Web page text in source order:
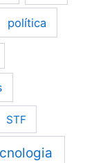
política
STF